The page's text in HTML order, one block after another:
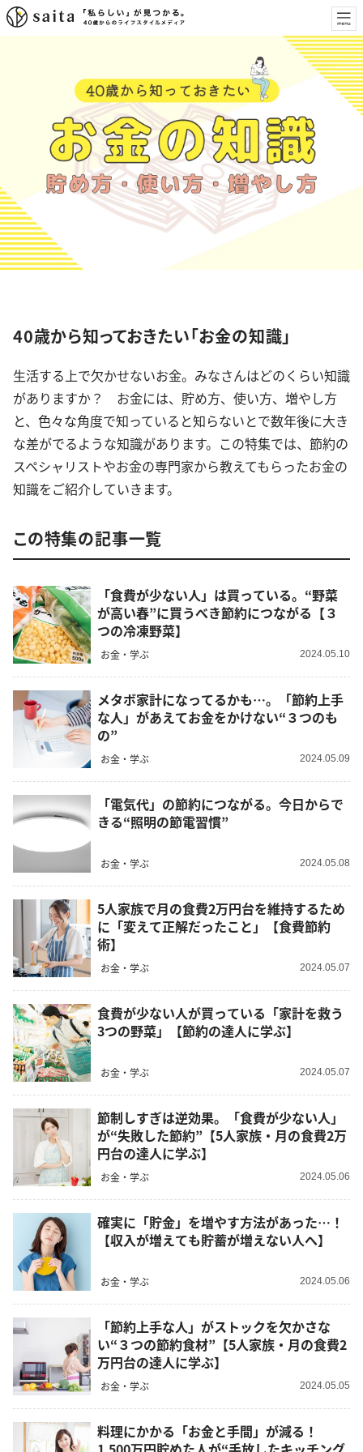
40歳から知っておきたい「お金の知識」
生活する上で欠かせないお金。みなさんはどのくらい知識
がありますか？ お金には、貯め方、使い方、増やし方
と、色々な角度で知っていると知らないとで数年後に大き
な差がでるような知識があります。この特集では、節約の
スペシャリストやお金の専門家から教えてもらったお金の
知識をご紹介していきます。
この特集の記事一覧
「食費が少ない人」は買っている。“野菜
が高い春”に買うべき節約につながる【３
つの冷凍野菜】
お金・学ぶ 2024.05.10
メタボ家計になってるかも…。「節約上手
な人」があえてお金をかけない“３つのも
の”
お金・学ぶ 2024.05.09
「電気代」の節約につながる。今日からで
きる“照明の節電習慣”
お金・学ぶ 2024.05.08
5人家族で月の食費2万円台を維持するため
に「変えて正解だったこと」【食費節約
術】
お金・学ぶ 2024.05.07
食費が少ない人が買っている「家計を救う
3つの野菜」【節約の達人に学ぶ】
お金・学ぶ 2024.05.07
節制しすぎは逆効果。「食費が少ない人」
が“失敗した節約”【5人家族・月の食費2万
円台の達人に学ぶ】
お金・学ぶ 2024.05.06
確実に「貯金」を増やす方法があった…！
【収入が増えても貯蓄が増えない人へ】
お金・学ぶ 2024.05.06
「節約上手な人」がストックを欠かさな
い“３つの節約食材”【5人家族・月の食費2
万円台の達人に学ぶ】
お金・学ぶ 2024.05.05
料理にかかる「お金と手間」が減る！